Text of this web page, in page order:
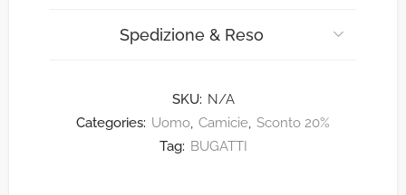
Spedizione & Reso
SKU: N/A
Categories: Uomo Camicie Sconto 20%
Tag: BUGATTI